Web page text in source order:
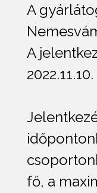
A
A
fő, a